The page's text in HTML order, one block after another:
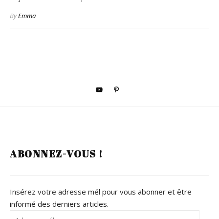
ByEmma
ABONNEZ-VOUS !
Insérez votre adresse mél pour vous abonner et être
informé des derniers articles.
Adresse mél